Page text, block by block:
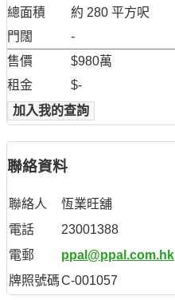
總面積
約 280 平方呎
門闊
-
售價
$980萬
租金
$-
加入我的查詢
聯絡資料
聯絡人
恆業旺舖
電話
23001388
電郵
ppal@ppal.com.hk
牌照號碼C-001057